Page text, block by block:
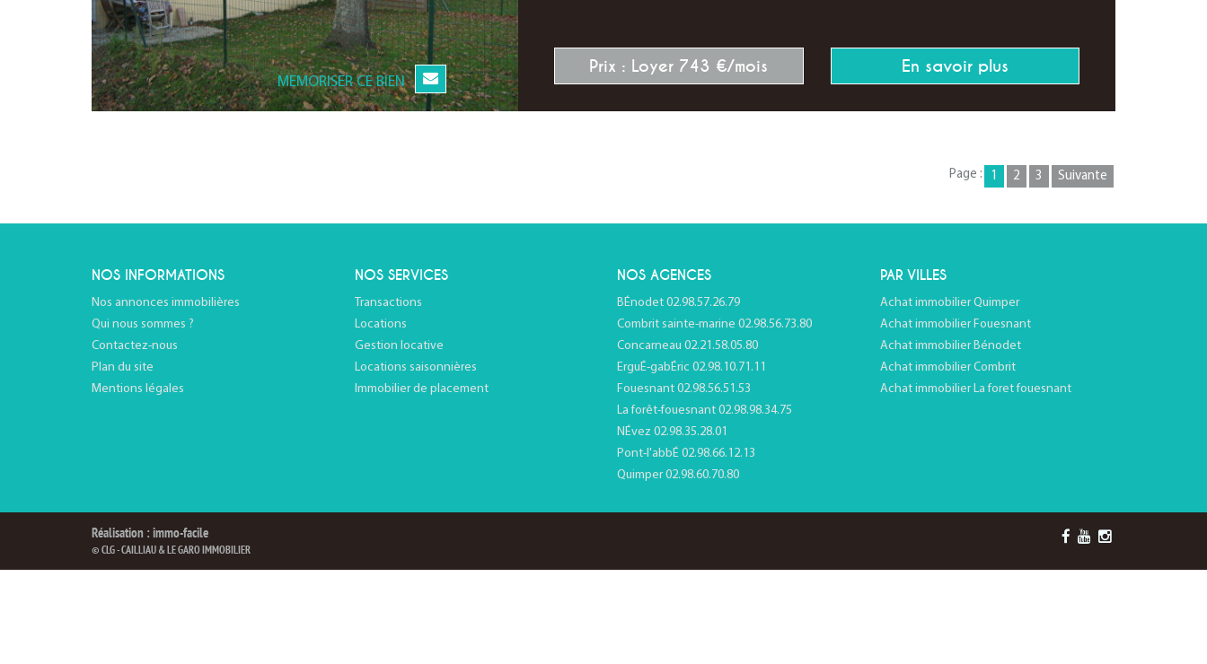
MEMORISER CE BIEN
Prix : Loyer 743 €/mois En savoir plus
1 2 3 Suivante
Page :
NOS INFORMATIONS
Nos annonces immobilières
Qui nous sommes ?
Contactez-nous
Plan du site
Mentions légales
NOS SERVICES
Transactions
Locations
Gestion locative
Locations saisonnières
Immobilier de placement
NOS AGENCES
BÉnodet 02.98.57.26.79
Combrit sainte-marine 02.98.56.73.80
Concarneau 02.21.58.05.80
ErguÉ-gabÉric 02.98.10.71.11
Fouesnant 02.98.56.51.53
La forêt-fouesnant 02.98.98.34.75
NÉvez 02.98.35.28.01
Pont-l'abbÉ 02.98.66.12.13
Quimper 02.98.60.70.80
PAR VILLES
Achat immobilier Quimper
Achat immobilier Fouesnant
Achat immobilier Bénodet
Achat immobilier Combrit
Achat immobilier La foret fouesnant
Réalisation : immo-facile
© CLG - CAILLIAU & LE GARO IMMOBILIER